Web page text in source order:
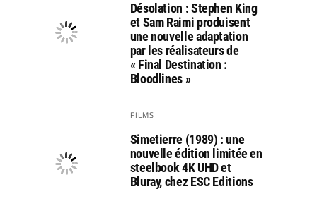
Désolation : Stephen King
et Sam Raimi produisent
une nouvelle adaptation
par les réalisateurs de
« Final Destination :
Bloodlines »
FILMS
Simetierre (1989) : une
nouvelle édition limitée en
steelbook 4K UHD et
Bluray, chez ESC Editions